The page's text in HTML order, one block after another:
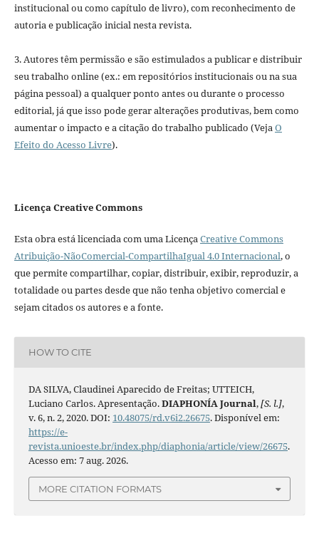
institucional ou como capítulo de livro), com reconhecimento de
autoria e publicação inicial nesta revista.
3. Autores têm permissão e são estimulados a publicar e distribuir
seu trabalho online (ex.: em repositórios institucionais ou na sua
página pessoal) a qualquer ponto antes ou durante o processo
editorial, já que isso pode gerar alterações produtivas, bem como
aumentar o impacto e a citação do trabalho publicado (VejaO
Efeito do Acesso Livre).
Licença Creative Commons
Esta obra está licenciada com uma LicençaCreative Commons
Atribuição-NãoComercial-CompartilhaIgual 4.0 Internacional, o
que permite compartilhar, copiar, distribuir, exibir, reproduzir, a
totalidade ou partes desde que não tenha objetivo comercial e
sejam citados os autores e a fonte.
HOW TO CITE
DA SILVA, Claudinei Aparecido de Freitas; UTTEICH,
Luciano Carlos. Apresentação.DIAPHONÍA Journal,[S. l.],
v. 6, n. 2, 2020. DOI: 10.48075/rd.v6i2.26675. Disponível em:
https://e-
revista.unioeste.br/index.php/diaphonia/article/view/26675.
Acesso em: 7 aug. 2026.
MORE CITATION FORMATS